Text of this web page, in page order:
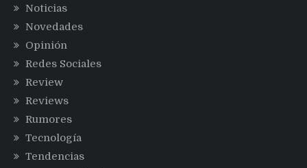
Noticias
Novedades
Opinión
Redes Sociales
Review
Reviews
Rumores
Tecnología
Tendencias